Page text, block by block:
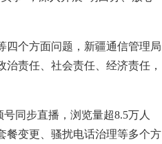
四个方面问题，新疆通信管理局
责任、社会责任、经济责任，
同步直播，浏览量超8.5万人
餐变更、骚扰电话治理等多个方